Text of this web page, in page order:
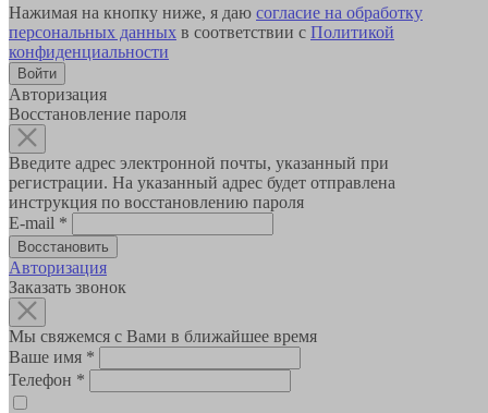
Нажимая на кнопку ниже, я даю согласие на обработку
персональных данных в соответствии с Политикой
конфиденциальности
Авторизация
Восстановление пароля
Введите адрес электронной почты, указанный при
регистрации. На указанный адрес будет отправлена
инструкция по восстановлению пароля
E-mail *
Авторизация
Заказать звонок
Мы свяжемся с Вами в ближайшее время
Ваше имя *
Телефон *